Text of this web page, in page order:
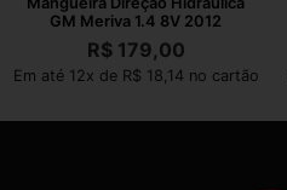
GM Meriva 1.4 8V 2012
R$179,00
Em até 12x de R$ 18,14 no cartão